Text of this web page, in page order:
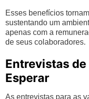
Esses benefícios
sustentando um
apenas com a
de seus colaboradores.
Entrevistas de
Esperar
As entrevistas para as